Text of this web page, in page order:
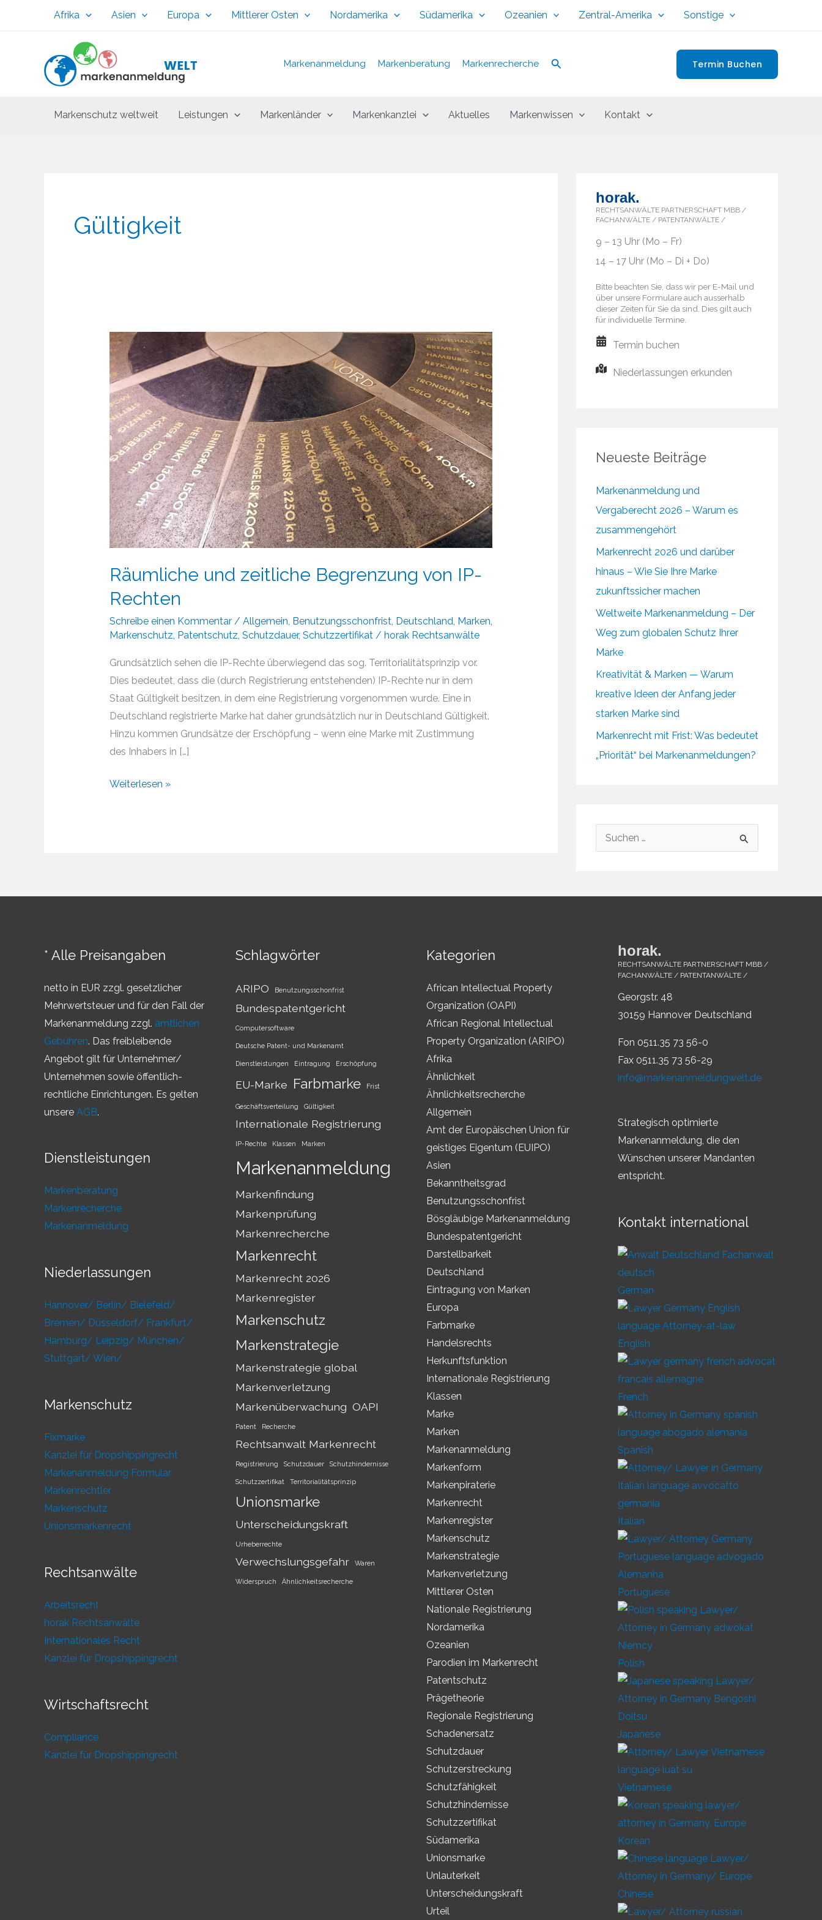
Afrika Asien Europa Mittlerer Osten Nordamerika Südamerika Ozeanien Zentral-Amerika Sonstige
Markenanmeldung Markenberatung Markenrecherche Suchen Termin Buchen
Markenschutz weltweit Leistungen Markenländer Markenkanzlei Aktuelles Markenwissen Kontakt
Gültigkeit
Räumliche und zeitliche Begrenzung von IP-
Rechten
Schreibe einen Kommentar / Allgemein, Benutzungsschonfrist, Deutschland, Marken,
Markenschutz, Patentschutz, Schutzdauer, Schutzzertifikat/ horak Rechtsanwälte
Grundsätzlich sehen die IP-Rechte überwiegend das sog. Territorialitätsprinzip vor.
Dies bedeutet, dass die (durch Registrierung entstehenden) IP-Rechte nur in dem
Staat Gültigkeit besitzen, in dem eine Registrierung vorgenommen wurde. Eine in
Deutschland registrierte Marke hat daher grundsätzlich nur in Deutschland Gültigkeit.
Hinzu kommen Grundsätze der Erschöpfung – wenn eine Marke mit Zustimmung
des Inhabers in […]
Räumliche
Weiterlesen »
horak.
RECHTSANWÄLTE PARTNERSCHAFT MBB /
FACHANWÄLTE / PATENTANWÄLTE /
9 – 13 Uhr (Mo – Fr)
14 – 17 Uhr (Mo – Di + Do)
Bitte beachten Sie, dass wir per E-Mail und
über unsere Formulare auch ausserhalb
dieser Zeiten für Sie da sind. Dies gilt auch
für individuelle Termine.
Termin buchen
Niederlassungen erkunden
Neueste Beiträge
Markenanmeldung und
Vergaberecht 2026 – Warum es
zusammengehört
Markenrecht 2026 und darüber
hinaus – Wie Sie Ihre Marke
zukunftssicher machen
Weltweite Markenanmeldung – Der
Weg zum globalen Schutz Ihrer
Marke
Kreativität & Marken — Warum
kreative Ideen der Anfang jeder
starken Marke sind
Markenrecht mit Frist: Was bedeutet
„Priorität“ bei Markenanmeldungen?
u
* Alle Preisangaben
netto in EUR zzgl. gesetzlicher
Mehrwertsteuer und für den Fall der
Markenanmeldung zzgl. amtlichen
Gebühren. Das freibleibende
Angebot gilt für Unternehmer/
Unternehmen sowie öffentlich-
rechtliche Einrichtungen. Es gelten
unsere AGB.
Dienstleistungen
Markenberatung
Markenrecherche
Markenanmeldung
Niederlassungen
Hannover/ Berlin/ Bielefeld/
Bremen/ Düsseldorf/ Frankfurt/
Hamburg/ Leipzig/ München/
Stuttgart/ Wien/
Markenschutz
Fixmarke
Kanzlei für Dropshippingrecht
Markenanmeldung Formular
Markenrechtler
Markenschutz
Unionsmarkenrecht
Rechtsanwälte
Arbeitsrecht
horak Rechtsanwälte
Internationales Recht
Kanzlei für Dropshippingrecht
Wirtschaftsrecht
Compliance
Kanzlei für Dropshippingrecht
Schlagwörter
ARIPO Benutzungsschonfrist
Bundespatentgericht
Computersoftware
Deutsche Patent- und Markenamt
Dienstleistungen Eintragung Erschöpfung
EU-Marke Farbmarke Frist
Geschäftsverteilung Gültigkeit
Internationale Registrierung
IP-Rechte Klassen Marken
Markenanmeldung
Markenfindung
Markenprüfung
Markenrecherche
Markenrecht
Markenrecht 2026
Markenregister
Markenschutz
Markenstrategie
Markenstrategie global
Markenverletzung
Markenüberwachung OAPI
Patent Recherche
Rechtsanwalt Markenrecht
Registrierung Schutzdauer Schutzhindernisse
Schutzzertifikat Territorialitätsprinzip
Unionsmarke
Unterscheidungskraft
Urheberrechte
Verwechslungsgefahr Waren
Widerspruch Ähnlichkeitsrecherche
Kategorien
African Intellectual Property
Organization (OAPI)
African Regional Intellectual
Property Organization (ARIPO)
Afrika
Ähnlichkeit
Ähnlichkeitsrecherche
Allgemein
Amt der Europäischen Union für
geistiges Eigentum (EUIPO)
Asien
Bekanntheitsgrad
Benutzungsschonfrist
Bösgläubige Markenanmeldung
Bundespatentgericht
Darstellbarkeit
Deutschland
Eintragung von Marken
Europa
Farbmarke
Handelsrechts
Herkunftsfunktion
Internationale Registrierung
Klassen
Marke
Marken
Markenanmeldung
Markenform
Markenpiraterie
Markenrecht
Markenregister
Markenschutz
Markenstrategie
Markenverletzung
Mittlerer Osten
Nationale Registrierung
Nordamerika
Ozeanien
Parodien im Markenrecht
Patentschutz
Prägetheorie
Regionale Registrierung
Schadenersatz
Schutzdauer
Schutzerstreckung
Schutzfähigkeit
Schutzhindernisse
Schutzzertifikat
Südamerika
Unionsmarke
Unlauterkeit
Unterscheidungskraft
Urteil
horak.
RECHTSANWÄLTE PARTNERSCHAFT MBB /
FACHANWÄLTE / PATENTANWÄLTE /
Georgstr. 48
30159 Hannover Deutschland
Fon 0511.35 73 56-0
Fax 0511.35 73 56-29
info@markenanmeldungwelt.de
Strategisch optimierte
Markenanmeldung, die den
Wünschen unserer Mandanten
entspricht.
Kontakt international
German
English
French
Spanish
Italian
Portuguese
Polish
Japanese
Vietnamese
Korean
Chinese